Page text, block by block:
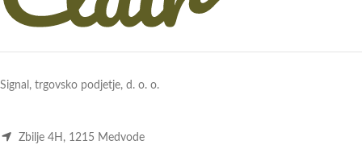
Signal, trgovsko podjetje, d. o. o.
Zbilje 4H, 1215 Medvode